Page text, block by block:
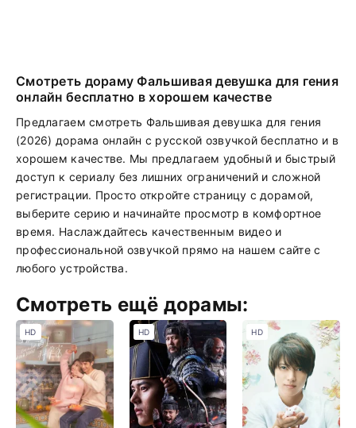
Смотреть дораму Фальшивая девушка для гения
онлайн бесплатно в хорошем качестве
Предлагаем смотреть Фальшивая девушка для гения
(2026) дорама онлайн с русской озвучкой бесплатно и в
хорошем качестве. Мы предлагаем удобный и быстрый
доступ к сериалу без лишних ограничений и сложной
регистрации. Просто откройте страницу с дорамой,
выберите серию и начинайте просмотр в комфортное
время. Наслаждайтесь качественным видео и
профессиональной озвучкой прямо на нашем сайте с
любого устройства.
Смотреть ещё дорамы:
HD HD HD